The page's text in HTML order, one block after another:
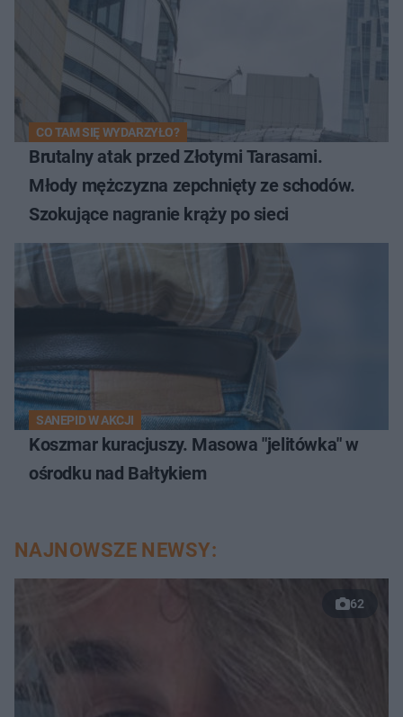
CO TAM SIĘ WYDARZYŁO?
Brutalny atak przed Złotymi Tarasami.
Młody mężczyzna zepchnięty ze schodów.
Szokujące nagranie krąży po sieci
SANEPID W AKCJI
Koszmar kuracjuszy. Masowa "jelitówka" w
ośrodku nad Bałtykiem
NAJNOWSZE NEWSY:
62